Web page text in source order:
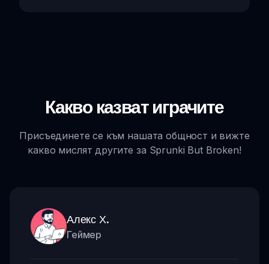
Какво казват играчите
Присъединете се към нашата общност и вижте
какво мислят другите за Sprunki But Broken!
Алекс Х.
Геймер